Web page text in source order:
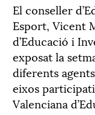
El conseller
Esport, Vicent
d’Educació i
exposat la
diferents
eixos
Valenciana